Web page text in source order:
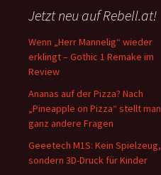
Jetzt neu auf Rebell.at!
Wenn „Herr Mannelig“ wieder
erklingt – Gothic 1 Remake im
Review
Ananas auf der Pizza? Nach
„Pineapple on Pizza“ stellt man
ganz andere Fragen
Geeetech M1S: Kein Spielzeug,
sondern 3D-Druck für Kinder